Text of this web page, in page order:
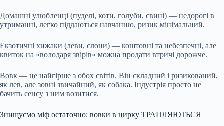
Домашні улюбленці (пуделі, коти, голуби, свині) — недорогі в
утриманні, легко піддаються навчанню, ризик мінімальний.
Екзотичні хижаки (леви, слони) — коштовні та небезпечні, але
квиток на «володаря звірів» можна продати втричі дорожче.
Вовк — це найгірше з обох світів. Він складний і ризикований,
як лев, але зовні звичайний, як собака. Індустрія просто не
бачить сенсу з ним возитися.
Знищуємо міф остаточно: вовки в цирку ТРАПЛЯЮТЬСЯ